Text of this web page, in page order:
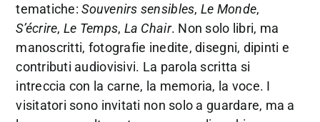
tematiche:Souvenirs sensibles, Le Monde,
S’écrire, Le Temps, La Chair. Non solo libri, ma
manoscritti, fotografie inedite, disegni, dipinti e
contributi audiovisivi. La parola scritta si
intreccia con la carne, la memoria, la voce. I
visitatori sono invitati non solo a guardare, ma a